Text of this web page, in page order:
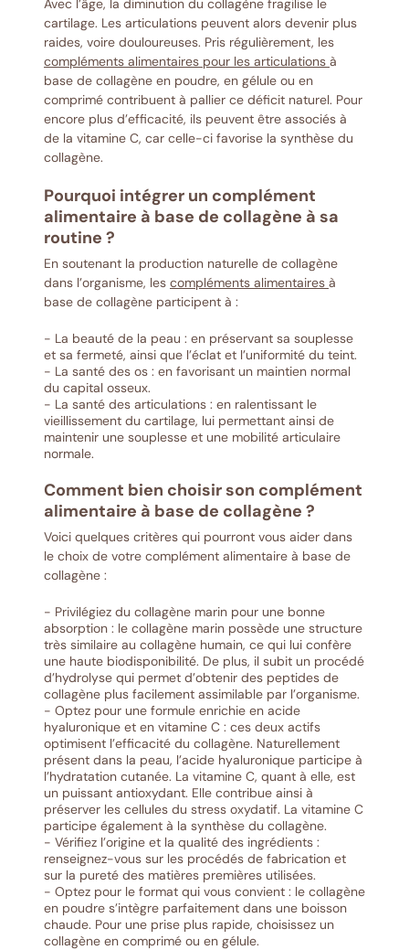
Avec l’âge, la diminution du collagène fragilise le
cartilage. Les articulations peuvent alors devenir plus
raides, voire douloureuses. Pris régulièrement, les
compléments alimentaires pour les articulations à
base de collagène en poudre, en gélule ou en
comprimé contribuent à pallier ce déficit naturel. Pour
encore plus d’efficacité, ils peuvent être associés à
de la vitamine C, car celle-ci favorise la synthèse du
collagène.
Pourquoi intégrer un complément
alimentaire à base de collagène à sa
routine ?
En soutenant la production naturelle de collagène
dans l’organisme, les compléments alimentaires à
base de collagène participent à :
- La beauté de la peau : en préservant sa souplesse
et sa fermeté, ainsi que l’éclat et l’uniformité du teint.
- La santé des os : en favorisant un maintien normal
du capital osseux.
- La santé des articulations : en ralentissant le
vieillissement du cartilage, lui permettant ainsi de
maintenir une souplesse et une mobilité articulaire
normale.
Comment bien choisir son complément
alimentaire à base de collagène ?
Voici quelques critères qui pourront vous aider dans
le choix de votre complément alimentaire à base de
collagène :
- Privilégiez du collagène marin pour une bonne
absorption : le collagène marin possède une structure
très similaire au collagène humain, ce qui lui confère
une haute biodisponibilité. De plus, il subit un procédé
d’hydrolyse qui permet d’obtenir des peptides de
collagène plus facilement assimilable par l’organisme.
- Optez pour une formule enrichie en acide
hyaluronique et en vitamine C : ces deux actifs
optimisent l’efficacité du collagène. Naturellement
présent dans la peau, l’acide hyaluronique participe à
l’hydratation cutanée. La vitamine C, quant à elle, est
un puissant antioxydant. Elle contribue ainsi à
préserver les cellules du stress oxydatif. La vitamine C
participe également à la synthèse du collagène.
- Vérifiez l’origine et la qualité des ingrédients :
renseignez-vous sur les procédés de fabrication et
sur la pureté des matières premières utilisées.
- Optez pour le format qui vous convient : le collagène
en poudre s’intègre parfaitement dans une boisson
chaude. Pour une prise plus rapide, choisissez un
collagène en comprimé ou en gélule.